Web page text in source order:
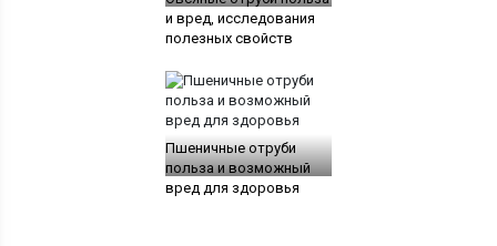
и вред, исследования
полезных свойств
Пшеничные отруби
польза и возможный
вред для здоровья